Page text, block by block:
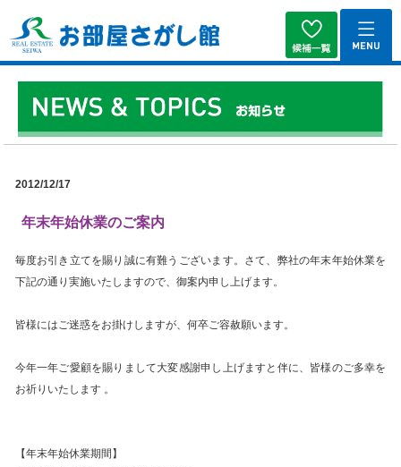
2012/12/17
年末年始休業のご案内
毎度お引き立てを賜り誠に有難うございます。さて、弊社の年末年始休業を
下記の通り実施いたしますので、御案内申し上げます。
皆様にはご迷惑をお掛けしますが、何卒ご容赦願います。
今年一年ご愛顧を賜りまして大変感謝申し上げますと伴に、皆様のご多幸を
お祈りいたします 。
【年末年始休業期間】